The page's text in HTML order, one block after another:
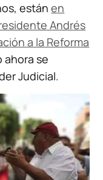
estánen
Andrés
a la Reforma
ahora se
Judicial.